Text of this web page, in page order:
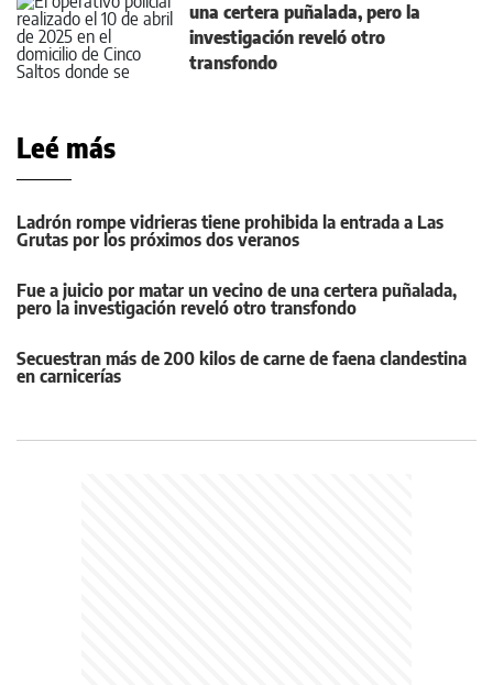
una certera puñalada, pero la
investigación reveló otro
transfondo
Leé más
Ladrón rompe vidrieras tiene prohibida la entrada a Las
Grutas por los próximos dos veranos
Fue a juicio por matar un vecino de una certera puñalada,
pero la investigación reveló otro transfondo
Secuestran más de 200 kilos de carne de faena clandestina
en carnicerías